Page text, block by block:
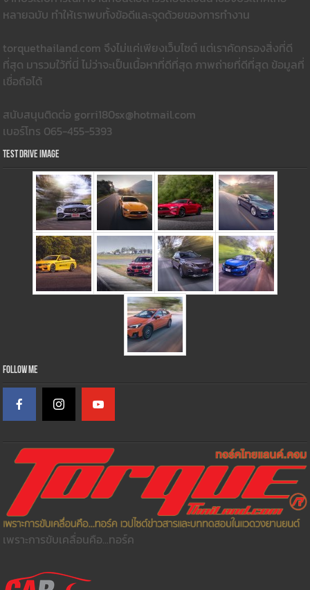
หลายฉบับ ทำให้เราพบทั้งข้อดีและจุดด้วยของการทำงาน
torquethailand.com จึงไม่แค่เพียงเว็บไซต์ แต่เราคัดกรองสิ่งที่ดี
ที่สุด มารวมใว้ที่นี่ ไม่ว่าจะเป็นเนื้อหาที่ดีที่สุด ภาพถ่ายที่ดีที่สุด ข้อมูลที่
เชื่อถือได้
สนับสนุนติดต่อ gorri180sx@hotmail.com
เบอร์โทร 065-455-5393
Test Drive Image
Follow Me
เพราะการขับเคลื่อนคือ...ทอร์ค